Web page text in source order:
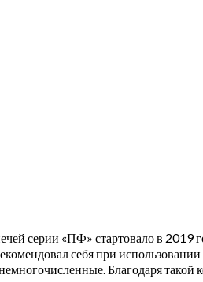
серии «ПФ» стартовало в
себя при
Благодаря такой